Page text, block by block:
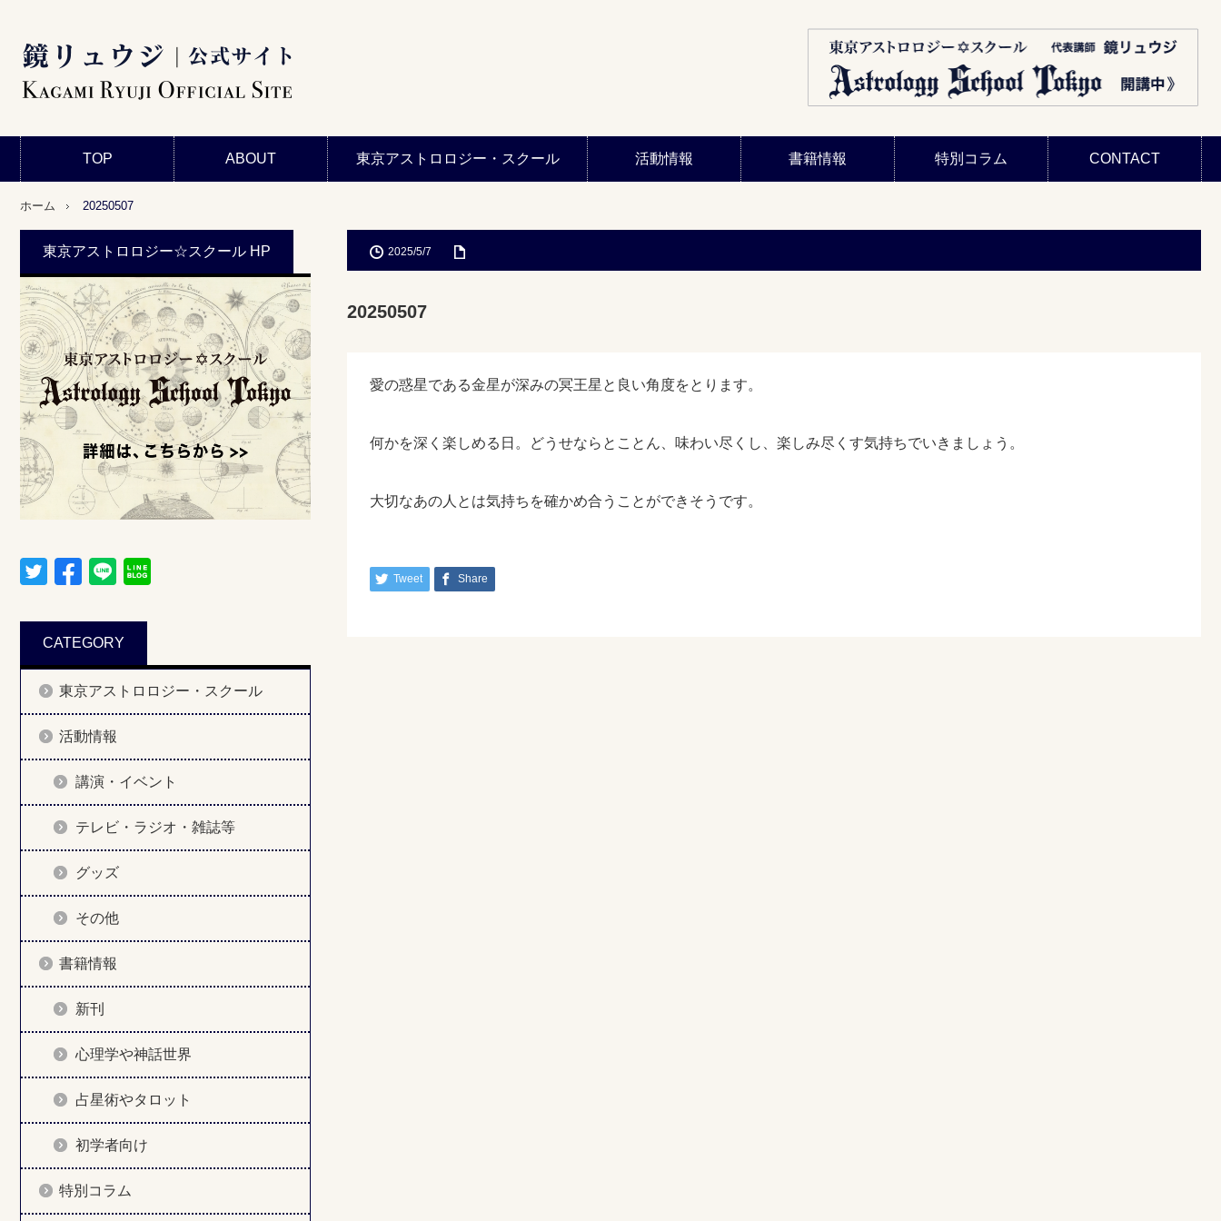
TOP ABOUT 東京アストロロジー・スクール 活動情報 書籍情報 特別コラム CONTACT
ホーム 20250507
2025/5/7
20250507
愛の惑星である金星が深みの冥王星と良い角度をとります。
何かを深く楽しめる日。どうせならとことん、味わい尽くし、楽しみ尽くす気持ちでいきましょう。
大切なあの人とは気持ちを確かめ合うことができそうです。
Tweet Share
東京アストロロジー☆スクール HP
CATEGORY
東京アストロロジー・スクール
活動情報
講演・イベント
テレビ・ラジオ・雑誌等
グッズ
その他
書籍情報
新刊
心理学や神話世界
占星術やタロット
初学者向け
特別コラム